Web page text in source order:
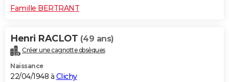
Famille BERTRANT
Henri RACLOT (49 ans)
Créer une cagnotte obsèques
Naissance
22/04/1948 à Clichy